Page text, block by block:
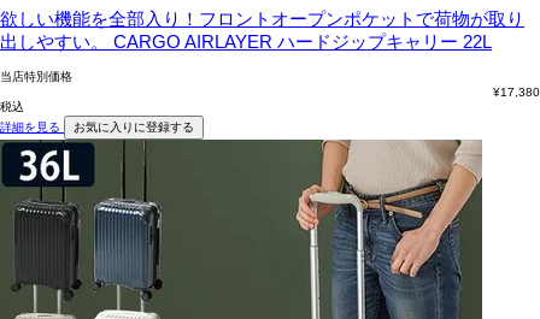
欲しい機能を全部入り！フロントオープンポケットで荷物が取り
出しやすい。
CARGO AIRLAYER ハードジップキャリー 22L
当店特別価格
¥17,380
税込
詳細を見る
お気に入りに登録する